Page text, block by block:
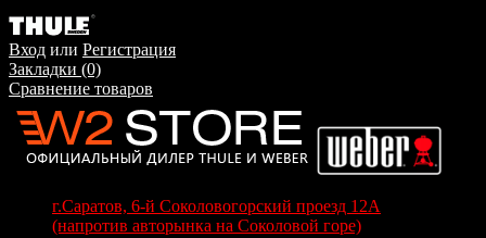
Вход или Регистрация
Закладки (0)
Сравнение товаров
г.Саратов, 6-й Соколовогорский проезд 12А
(напротив авторынка на Соколовой горе)